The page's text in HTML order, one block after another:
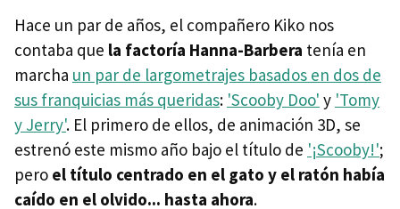
Hace un par de años, el compañero Kiko nos
contaba que la factoría Hanna-Barbera tenía en
marcha un par de largometrajes basados en dos de
sus franquicias más queridas: 'Scooby Doo' y 'Tomy
y Jerry'. El primero de ellos, de animación 3D, se
estrenó este mismo año bajo el título de '¡Scooby!';
pero el título centrado en el gato y el ratón había
caído en el olvido... hasta ahora.